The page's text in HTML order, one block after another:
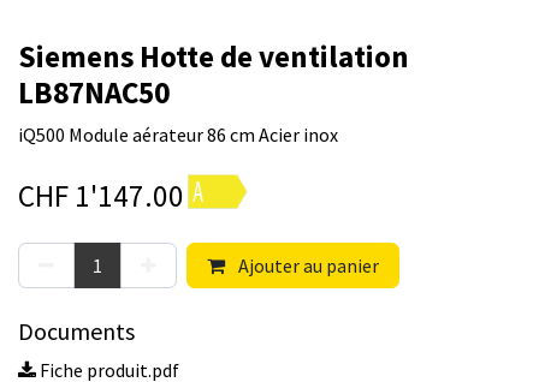
Siemens Hotte de ventilation
LB87NAC50
iQ500 Module aérateur 86 cm Acier inox
CHF 1'147.00
Ajouter au panier
Documents
Fiche produit.pdf